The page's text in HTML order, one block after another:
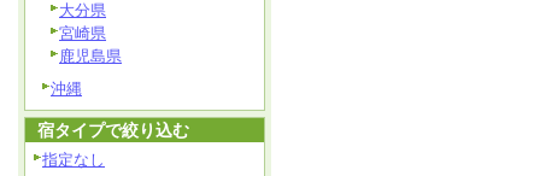
大分県
宮崎県
鹿児島県
沖縄
宿タイプで絞り込む
指定なし